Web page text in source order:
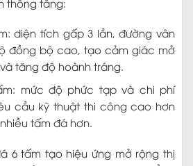
diện tích gấp 3 lần, đường vân
đồng bộ cao, tạo cảm giác mở
tăng độ hoành tráng.
mức độ phức tạp và chi phí
cầu kỹ thuật thi công cao hơn
tấm đá hơn.
6 tấm tạo hiệu ứng mở rộng thị